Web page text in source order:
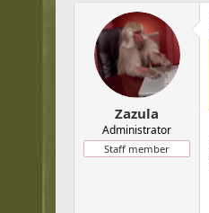
Zazula
Administrator
Staff member